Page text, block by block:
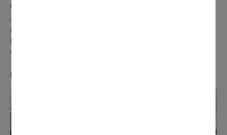
tambours et la troupe de zumba lors du défilé. Nous
avons aussi créé 8 costumes pour des personnes à
mobilité réduite. Pour nous, le Carnaval représente
vivre et le rassemblement ».
Brigitte (COS)